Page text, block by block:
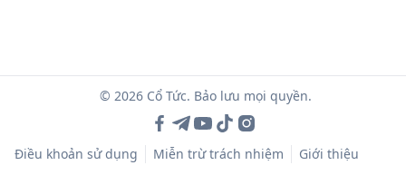
© 2026 Cổ Tức. Bảo lưu mọi quyền.
Điều khoản sử dụng Miễn trừ trách nhiệm Giới thiệu